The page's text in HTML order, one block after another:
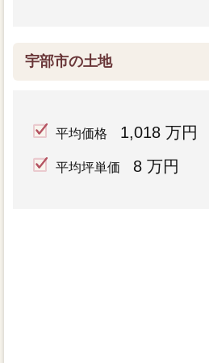
宇部市の土地
平均価格 1,018 万円
平均坪単価 8 万円